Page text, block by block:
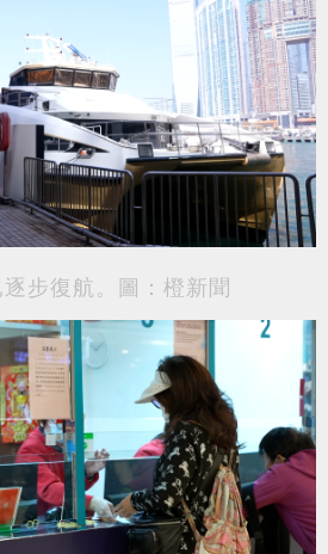
步復航。圖：橙新聞